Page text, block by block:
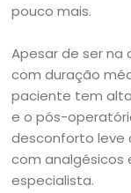
pouco mais.
Apesar de ser
com duração
paciente tem alta
e o pós-
desconforto leve
com analgésicos
especialista.